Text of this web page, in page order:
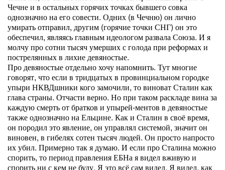
Чечне и в остальных горячих точках бывшего совка
однозначно на его совести. Одних (в Чечню) он лично
умирать отправил, другим (горячие точки СНГ) он это
обеспечил, являясь главным идеологом развала Союза. И я
молчу про сотни тысяч умерших с голода при реформах и
пострелянных в лихие девяностые.
Про девяностые отдельно хочу напомнить. Тут многие
говорят, что если в тридцатых в провинциальном городке
упыри НКВДшники кого замочили, то виноват Сталин как
глава страны. Отчасти верно. Но при таком раскладе вина за
каждую смерть от братков и упырей-ментов в девяностые
также однозначно на Ельцине. Как и Сталин в своё время,
он породил это явление, он управлял системой, значит он
виновен, в гибелях сотен тысяч людей. Он просто напросто
их убил. Примерно так я думаю. И если про Сталина можно
спорить, то период правления ЕБНа я видел вживую и
спорить ни с кем не буду. Я это всё сам видел. Я видел, как